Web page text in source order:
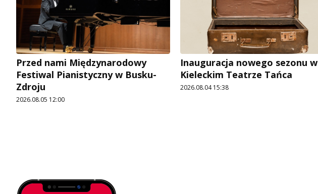
Przed nami Międzynarodowy
Festiwal Pianistyczny w Busku-
Zdroju
2026.08.05 12:00
Inauguracja nowego sezonu w
Kieleckim Teatrze Tańca
2026.08.04 15:38